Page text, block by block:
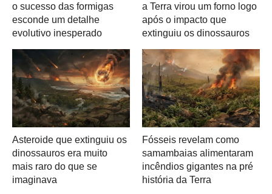
o sucesso das formigas
esconde um detalhe
evolutivo inesperado
a Terra virou um forno logo
após o impacto que
extinguiu os dinossauros
Asteroide que extinguiu os
dinossauros era muito
mais raro do que se
imaginava
Fósseis revelam como
samambaias alimentaram
incêndios gigantes na pré
história da Terra